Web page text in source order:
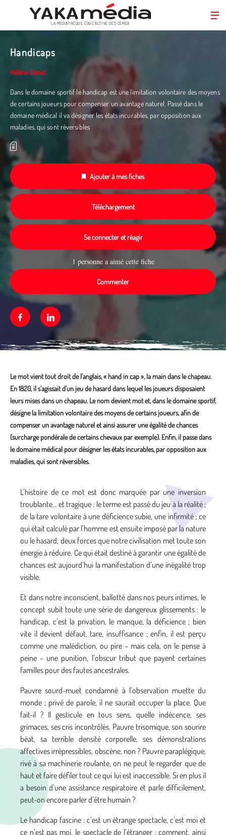
principal
LA MÉDIATHÈQUE ÉDUC’ACTIVE DES CEMÉA
Handicaps
Hélène Genet
Dans le domaine sportif le handicap est une limitation volontaire des moyens
de certains joueurs pour compenser un avantage naturel. Passé dans le
domaine médical il va désigner les états incurables, par opposition aux
maladies, qui sont réversibles
Ajouter à mes fiches
Téléchargement
Se connecter et réagir
1 personne a aimé cette fiche
Commenter
FacebookLinkedin
Le mot vient tout droit de l’anglais, « hand in cap », la main dans le chapeau.
En 1820, il s’agissait d’un jeu de hasard dans lequel les joueurs disposaient
leurs mises dans un chapeau. Le nom devient mot et, dans le domaine sportif,
désigne la limitation volontaire des moyens de certains joueurs, afin de
compenser un avantage naturel et ainsi assurer une égalité de chances
(surcharge pondérale de certains chevaux par exemple). Enfin, il passe dans
le domaine médical pour désigner les états incurables, par opposition aux
maladies, qui sont réversibles.
L’histoire de ce mot est donc marquée par une inversion
troublante… et tragique : le terme est passé du jeu à la réalité ;
de la tare volontaire à une déficience subie, une infirmité ; ce
qui était calculé par l’homme est ensuite imposé par la nature
ou le hasard, deux forces que notre civilisation met toute son
énergie à réduire. Ce qui était destiné à garantir une égalité de
chances est aujourd’hui la manifestation d’une inégalité trop
visible.
Et dans notre inconscient, ballotté dans nos peurs intimes, le
concept subit toute une série de dangereux glissements : le
handicap, c’est la privation, le manque, la déficience ; bien
vite il devient défaut, tare, insuffisance ; enfin, il est perçu
comme une malédiction, ou pire – mais cela, on le pense à
peine – une punition, l’obscur tribut que payent certaines
familles pour des fautes ancestrales.
Pauvre sourd-muet condamné à l’observation muette du
monde ; privé de parole, il ne saurait occuper la place. Que
fait-il ? Il gesticule en tous sens, quelle indécence, ses
grimaces, ses cris incontrôlés. Pauvre trisomique, son sourire
béat, sa terrible densité corporelle, ses démonstrations
affectives irrépressibles, obscène, non ? Pauvre paraplégique,
rivé à sa machinerie roulante, on ne peut le regarder que de
haut et faire défiler tout ce qui lui est inaccessible. Si en plus il
a besoin d’une assistance respiratoire et parle difficilement,
peut-on encore parler d’être humain ?
Le handicap fascine : c’est un étrange spectacle, c’est moi et
ce n’est pas moi, le spectacle de l’étranger ; comment, ainsi